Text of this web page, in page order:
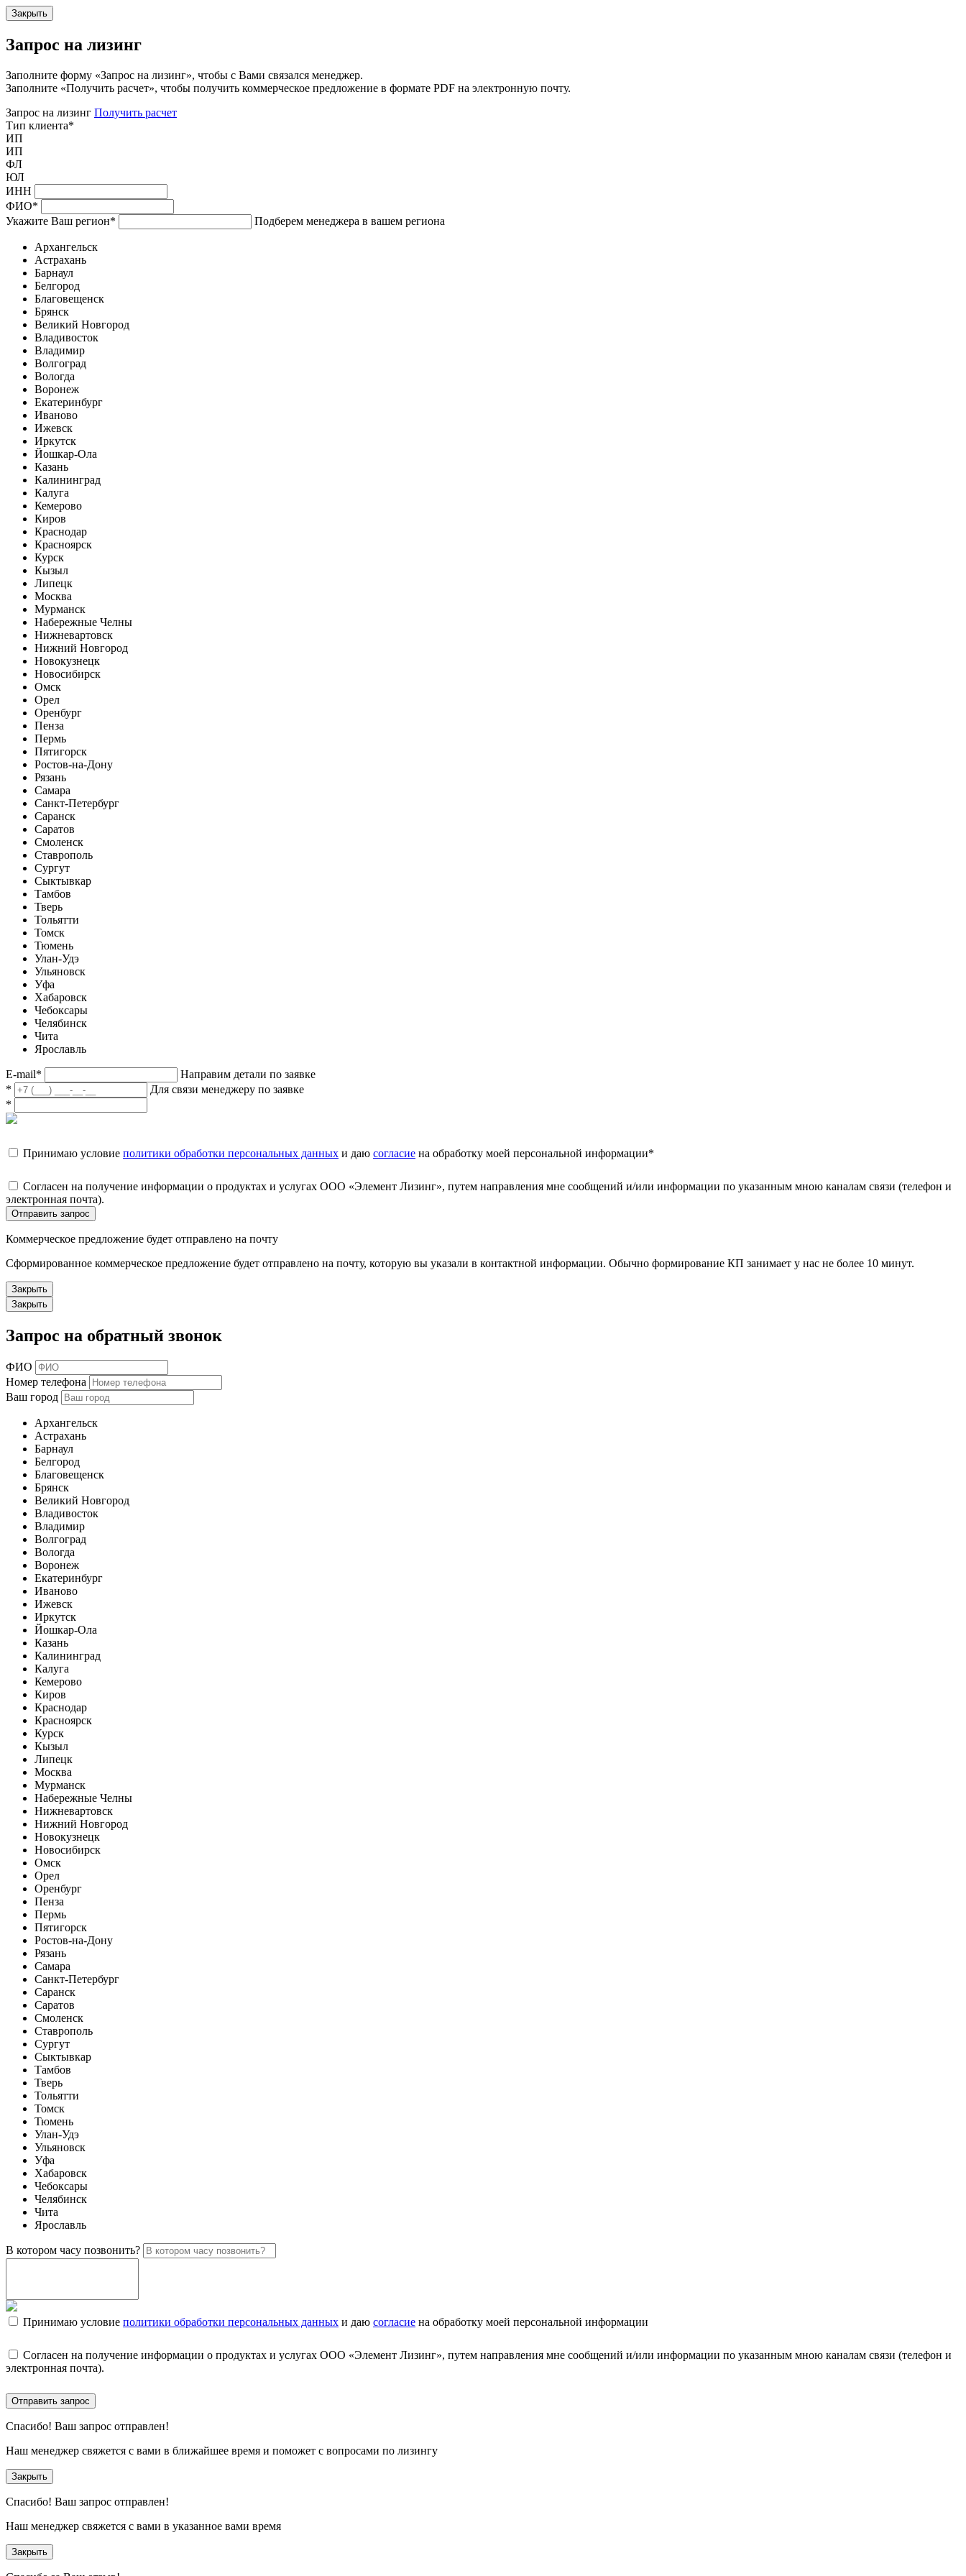
Закрыть
Запрос на лизинг
Заполните форму «Запрос на лизинг», чтобы с Вами связался менеджер.
Заполните «Получить расчет», чтобы получить коммерческое предложение в формате PDF на электронную почту.
Запрос на лизинг Получить расчет
Тип клиента*
ИП
ИП
ФЛ
ЮЛ
ИНН
ФИО*
Укажите Ваш регион* Подберем менеджера в вашем региона
Архангельск
Астрахань
Барнаул
Белгород
Благовещенск
Брянск
Великий Новгород
Владивосток
Владимир
Волгоград
Вологда
Воронеж
Екатеринбург
Иваново
Ижевск
Иркутск
Йошкар-Ола
Казань
Калининград
Калуга
Кемерово
Киров
Краснодар
Красноярск
Курск
Кызыл
Липецк
Москва
Мурманск
Набережные Челны
Нижневартовск
Нижний Новгород
Новокузнецк
Новосибирск
Омск
Орел
Оренбург
Пенза
Пермь
Пятигорск
Ростов-на-Дону
Рязань
Самара
Санкт-Петербург
Саранск
Саратов
Смоленск
Ставрополь
Сургут
Сыктывкар
Тамбов
Тверь
Тольятти
Томск
Тюмень
Улан-Удэ
Ульяновск
Уфа
Хабаровск
Чебоксары
Челябинск
Чита
Ярославль
E-mail*
Направим детали по заявке
*
Для связи менеджеру по заявке
*
Принимаю условие политики обработки персональных данных и даю согласие на обработку моей персональной информации*
Согласен на получение информации о продуктах и услугах ООО «Элемент Лизинг», путем направления мне сообщений и/или информации по указанным мною каналам связи (телефон и
электронная почта).
Отправить запрос
Коммерческое предложение будет отправлено на почту
Сформированное коммерческое предложение будет отправлено на почту, которую вы указали в контактной информации. Обычно формирование КП занимает у нас не более 10 минут.
Закрыть
Закрыть
Запрос на обратный звонок
ФИО
Номер телефона
Ваш город
Архангельск
Астрахань
Барнаул
Белгород
Благовещенск
Брянск
Великий Новгород
Владивосток
Владимир
Волгоград
Вологда
Воронеж
Екатеринбург
Иваново
Ижевск
Иркутск
Йошкар-Ола
Казань
Калининград
Калуга
Кемерово
Киров
Краснодар
Красноярск
Курск
Кызыл
Липецк
Москва
Мурманск
Набережные Челны
Нижневартовск
Нижний Новгород
Новокузнецк
Новосибирск
Омск
Орел
Оренбург
Пенза
Пермь
Пятигорск
Ростов-на-Дону
Рязань
Самара
Санкт-Петербург
Саранск
Саратов
Смоленск
Ставрополь
Сургут
Сыктывкар
Тамбов
Тверь
Тольятти
Томск
Тюмень
Улан-Удэ
Ульяновск
Уфа
Хабаровск
Чебоксары
Челябинск
Чита
Ярославль
В котором часу позвонить?
Принимаю условие политики обработки персональных данных и даю согласие на обработку моей персональной информации
Согласен на получение информации о продуктах и услугах ООО «Элемент Лизинг», путем направления мне сообщений и/или информации по указанным мною каналам связи (телефон и
электронная почта).
Отправить запрос
Спасибо! Ваш запрос отправлен!
Наш менеджер свяжется с вами в ближайшее время и поможет с вопросами по лизингу
Закрыть
Спасибо! Ваш запрос отправлен!
Наш менеджер свяжется с вами в указанное вами время
Закрыть